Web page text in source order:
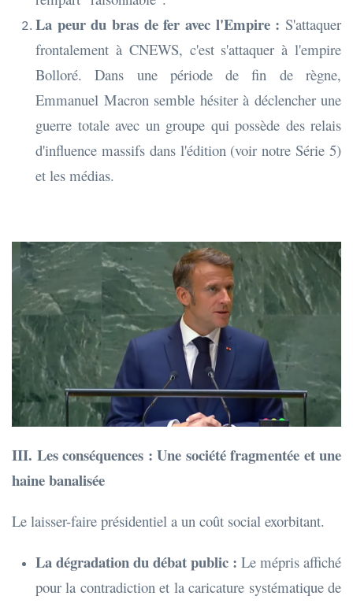
La peur du bras de fer avec l'Empire : S'attaquer
frontalement à CNEWS, c'est s'attaquer à l'empire
Bolloré. Dans une période de fin de règne,
Emmanuel Macron semble hésiter à déclencher une
guerre totale avec un groupe qui possède des relais
d'influence massifs dans l'édition (voir notre Série 5)
et les médias.
III. Les conséquences : Une société fragmentée et une
haine banalisée
Le laisser-faire présidentiel a un coût social exorbitant.
La dégradation du débat public : Le mépris affiché
pour la contradiction et la caricature systématique de